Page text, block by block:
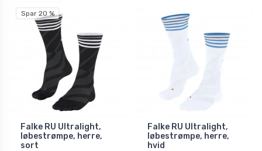
Spar 20 %
Falke RU Ultralight,
løbestrømpe, herre,
sort
Falke RU Ultralight,
løbestrømpe, herre,
hvid